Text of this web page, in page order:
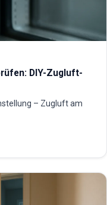
DIY-Zugluft-
– Zugluft am